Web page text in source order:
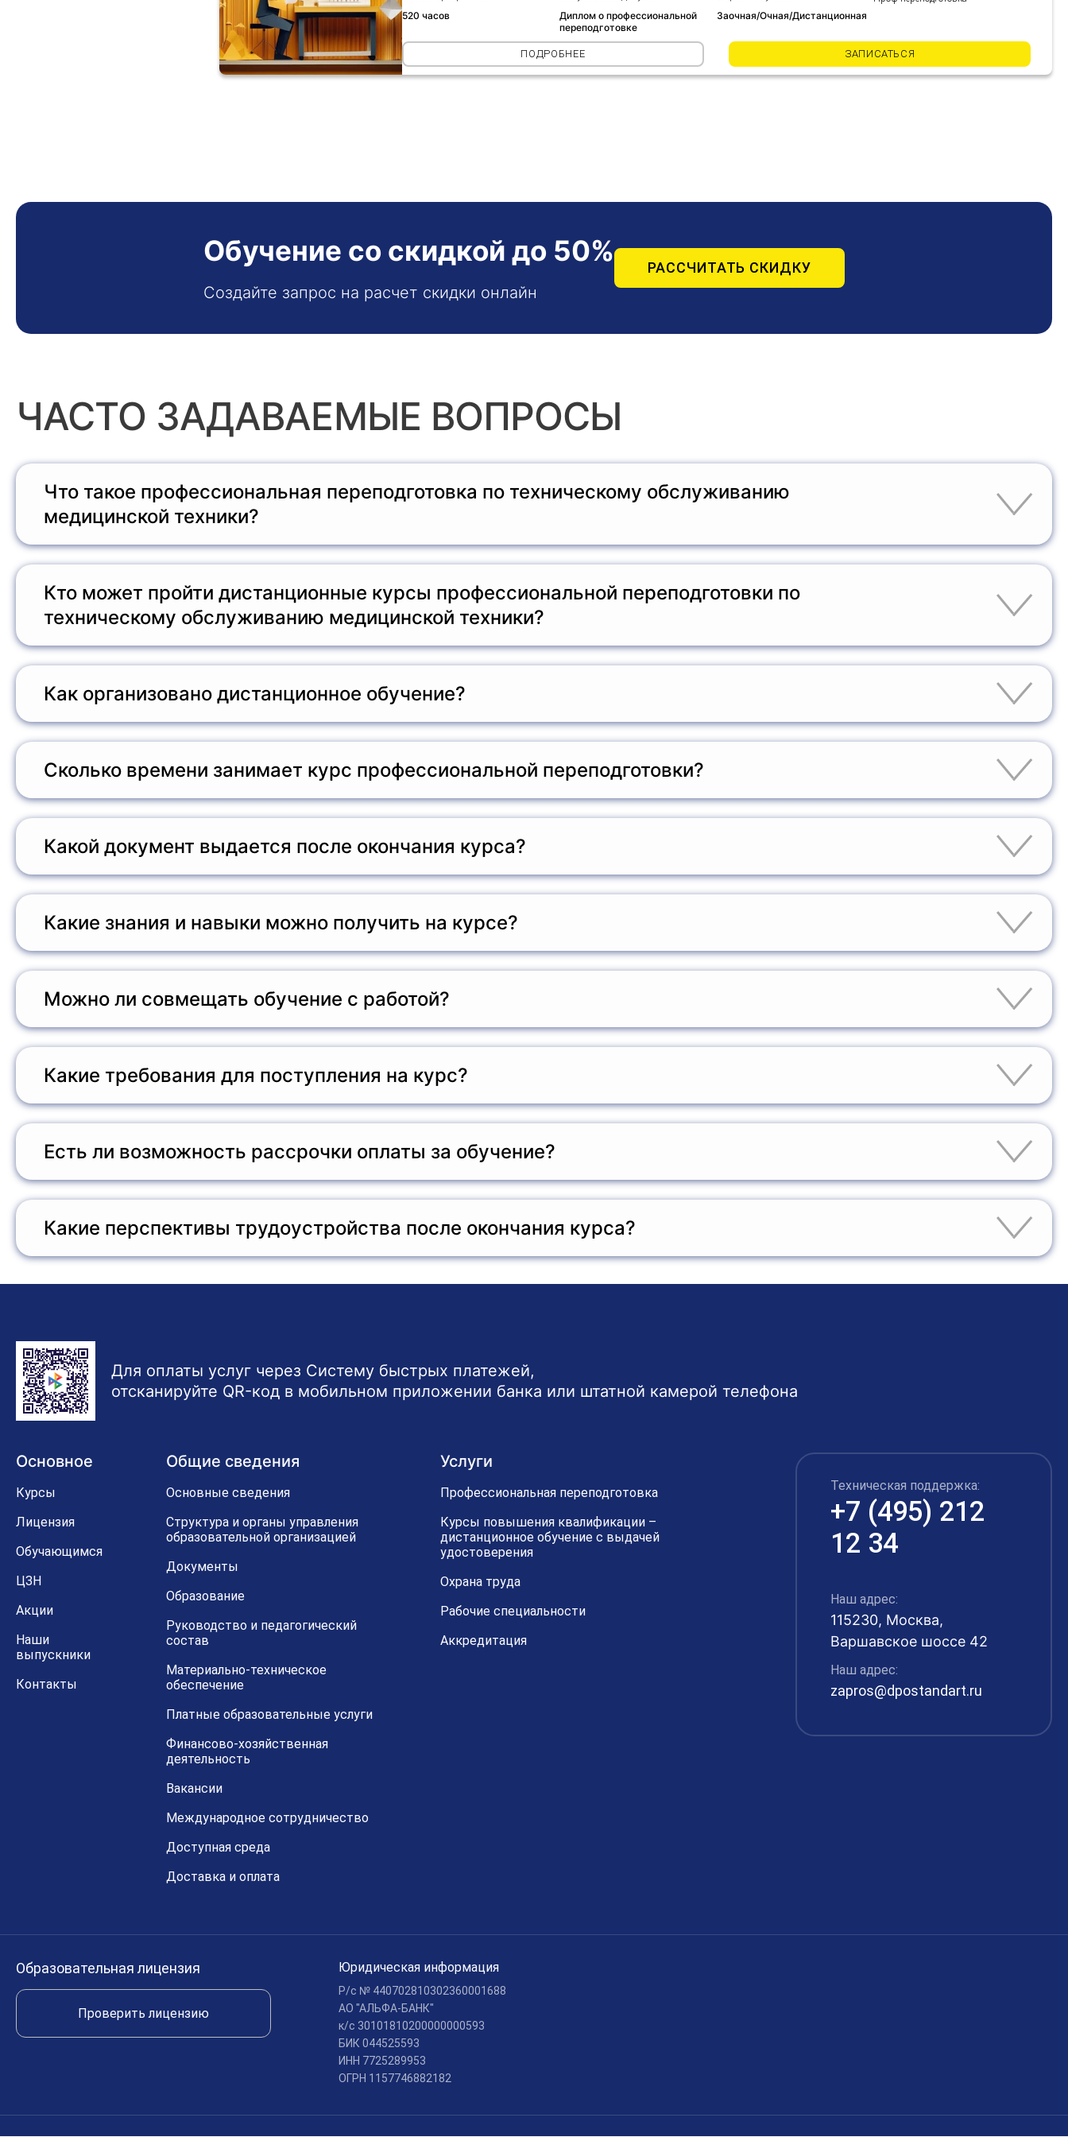
520 часов
Диплом о профессиональной
переподготовке
Заочная/Очная/Дистанционная
ПОДРОБНЕЕ ЗАПИСАТЬСЯ
Обучение со скидкой до 50%
Создайте запрос на расчет скидки онлайн
РАССЧИТАТЬ СКИДКУ
ЧАСТО ЗАДАВАЕМЫЕ ВОПРОСЫ
Что такое профессиональная переподготовка по техническому обслуживанию
медицинской техники?
необходимых знаний и навыков для работы с оборудованием, используемым в медицинских учреждениях. По окончании курса слушатели получают диплом
о профессиональной переподготовке.
Кто может пройти дистанционные курсы профессиональной переподготовки по
техническому обслуживанию медицинской техники?
которые хотят получить квалификацию в сфере медицинской техники.
Как организовано дистанционное обучение?
доступны онлайн, что позволяет слушателям обучаться в удобное для них время
Сколько времени занимает курс профессиональной переподготовки?
месяцев в зависимости от индивидуального графика студента.
Какой документ выдается после окончания курса?
установленного образца, который подтверждает их квалификацию в области технического обслуживания медицинской техники.
Какие знания и навыки можно получить на курсе?
электротехники, а также требования безопасности при работе с медицинским оборудованием.
Можно ли совмещать обучение с работой?
время, что делает процесс обучения гибким и доступным.
Какие требования для поступления на курс?
и предоставить копии необходимых документов.
Есть ли возможность рассрочки оплаты за обучение?
менеджером учебного центра.
Какие перспективы трудоустройства после окончания курса?
предприятиях, занимающихся выпуском медицинского оборудования, а также заниматься частной практикой в области технического обслуживания
медицинской техники.
Для оплаты услуг через Систему быстрых платежей,
отсканируйте QR-код в мобильном приложении банка или штатной камерой телефона
Основное
Курсы
Лицензия
Обучающимся
ЦЗН
Акции
Наши
выпускники
Контакты
Общие сведения
Основные сведения
Структура и органы управления
образовательной организацией
Документы
Образование
Руководство и педагогический
состав
Материально-техническое
обеспечение
Платные образовательные услуги
Финансово-хозяйственная
деятельность
Вакансии
Международное сотрудничество
Доступная среда
Доставка и оплата
Услуги
Профессиональная переподготовка
Курсы повышения квалификации –
дистанционное обучение с выдачей
удостоверения
Охрана труда
Рабочие специальности
Аккредитация
Техническая поддержка:
+7 (495) 212
12 34
Наш адрес:
115230, Москва,
Варшавское шоссе 42
Наш адрес:
zapros@dpostandart.ru
Образовательная лицензия
Проверить лицензию
Юридическая информация
Р/c № 440702810302360001688
АО "АЛЬФА-БАНК"
к/c 30101810200000000593
БИК 044525593
ИНН 7725289953
ОГРН 1157746882182